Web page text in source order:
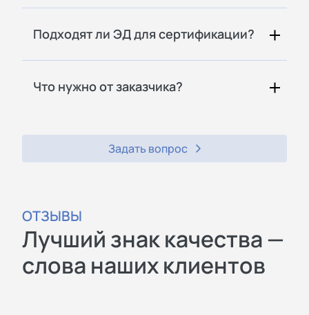
Подходят ли ЭД для сертификации?
Что нужно от заказчика?
Задать вопрос
ОТЗЫВЫ
Лучший знак качества —
слова наших клиентов